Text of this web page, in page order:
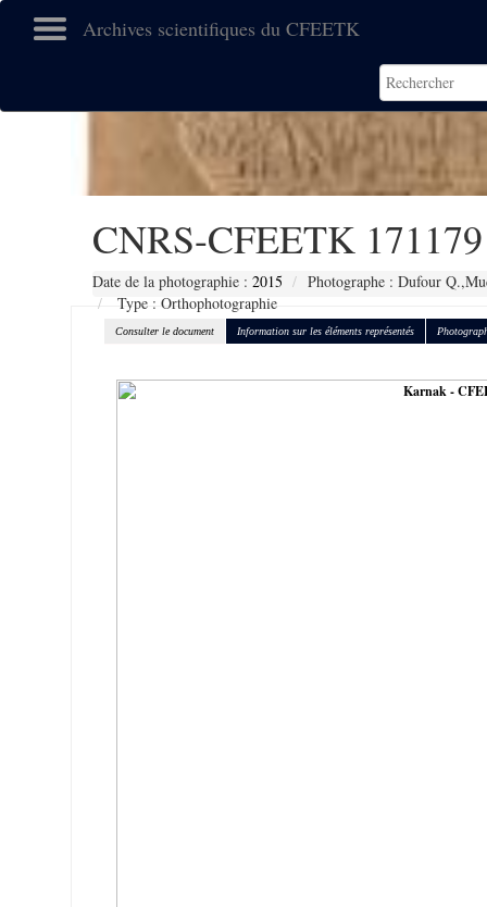
Archives scientifiques du CFEETK
CNRS-CFEETK 171179
Date de la photographie : 2015
Photographe : Dufour
Type : Orthophotographie
Consulter le document Information sur les éléments représentés